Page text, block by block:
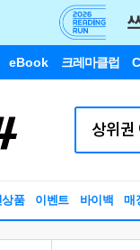
eBook 크레마클럽
상품 이벤트 바이백 매